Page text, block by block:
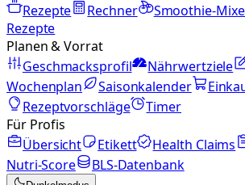
Rezepte
Rechner Smoothie-
Rezepte
Planen & Vorrat
Geschmacksprofil
Nährwertziele
Wochenplan
Saisonkalender
Rezeptvorschläge
Timer
Für Profis
Übersicht
Etikett Health Claims
Nutri-Score
BLS-Datenbank